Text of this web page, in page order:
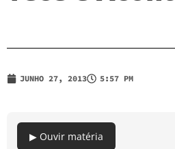
JUNHO 27, 2013 5:57 PM
▶ Ouvir matéria